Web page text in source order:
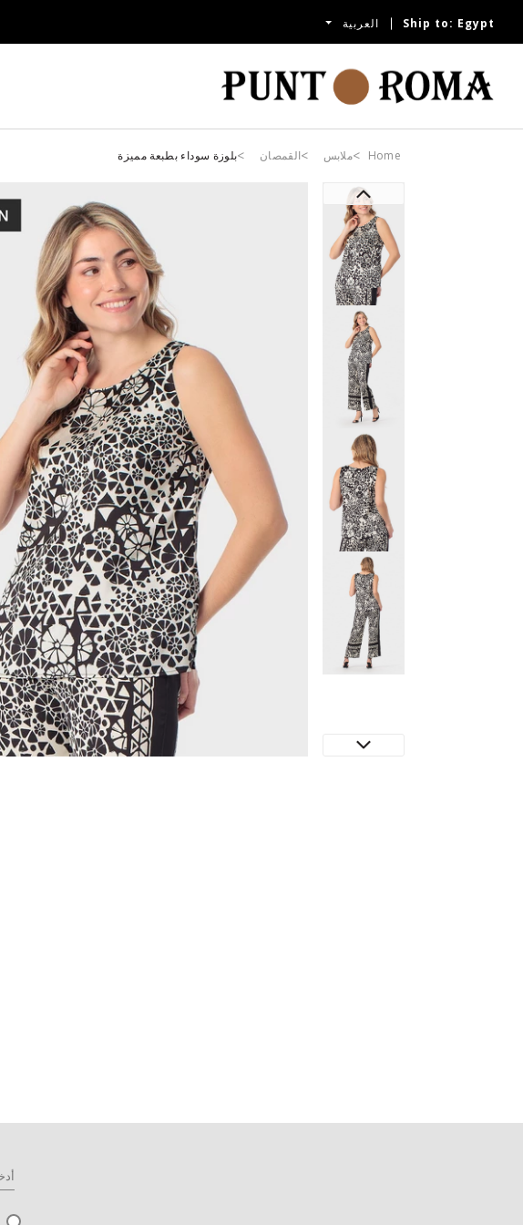
Ship to: Egypt العربية
Home ملابس القمصان بلوزة سوداء بطبعة مميزة